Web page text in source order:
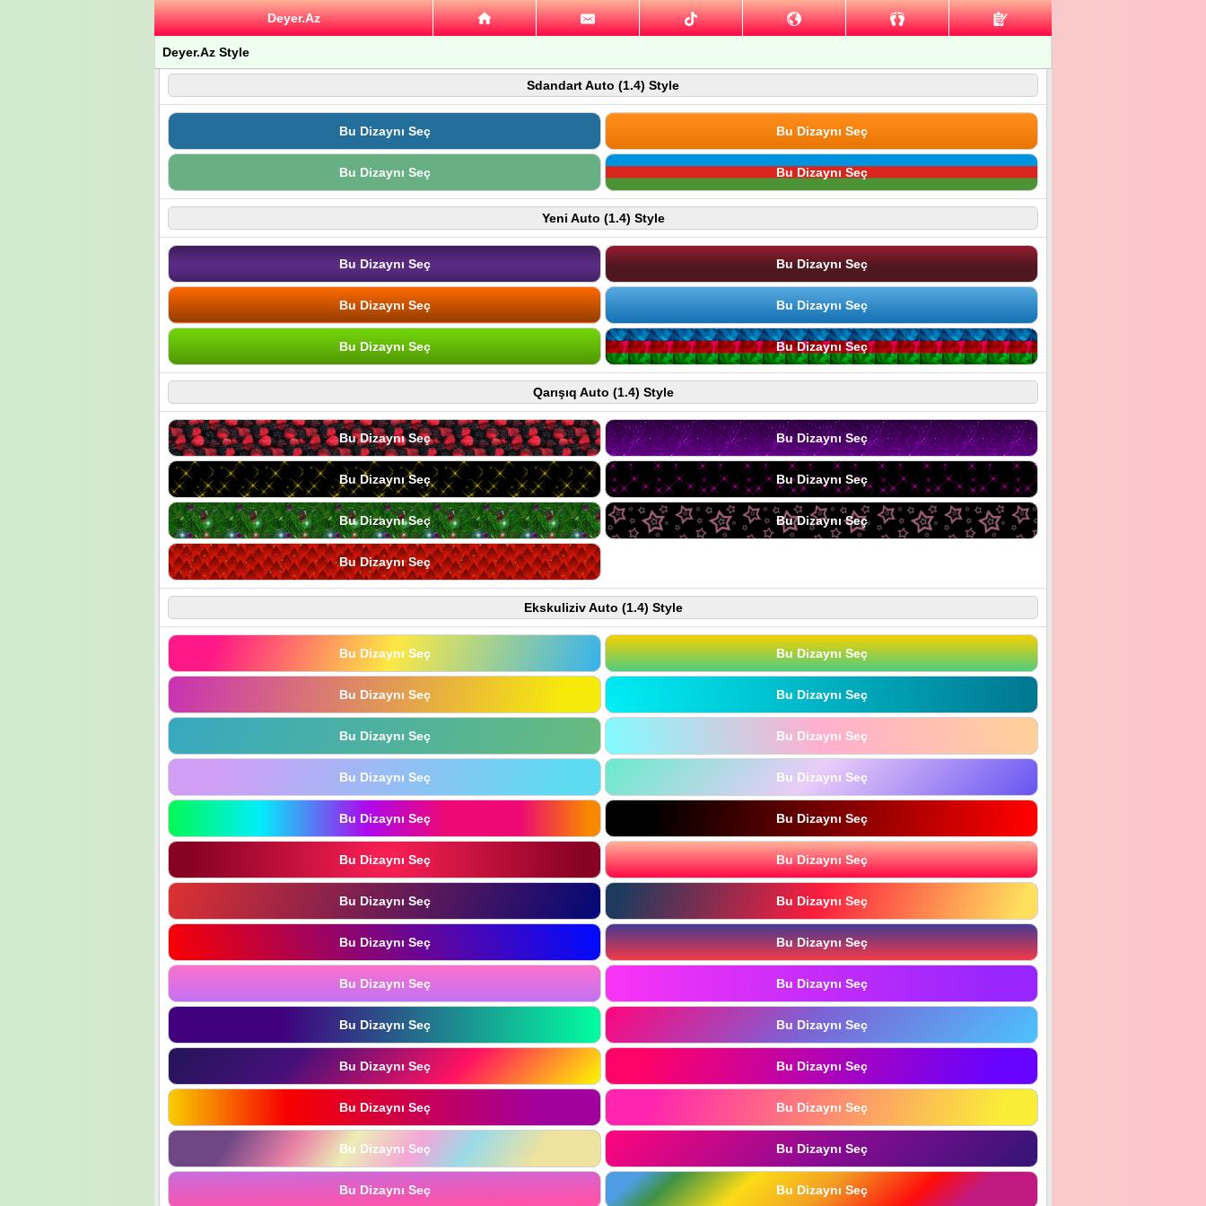
Deyer.Az
Deyer.Az Style
Sdandart Auto (1.4) Style
Bu Dizaynı Seç Bu Dizaynı Seç
Bu Dizaynı Seç Bu Dizaynı Seç
Yeni Auto (1.4) Style
Bu Dizaynı Seç Bu Dizaynı Seç
Bu Dizaynı Seç Bu Dizaynı Seç
Bu Dizaynı Seç Bu Dizaynı Seç
Qarışıq Auto (1.4) Style
Bu Dizaynı Seç Bu Dizaynı Seç
Bu Dizaynı Seç Bu Dizaynı Seç
Bu Dizaynı Seç Bu Dizaynı Seç
Bu Dizaynı Seç
Ekskuliziv Auto (1.4) Style
Bu Dizaynı Seç Bu Dizaynı Seç
Bu Dizaynı Seç Bu Dizaynı Seç
Bu Dizaynı Seç Bu Dizaynı Seç
Bu Dizaynı Seç Bu Dizaynı Seç
Bu Dizaynı Seç Bu Dizaynı Seç
Bu Dizaynı Seç Bu Dizaynı Seç
Bu Dizaynı Seç Bu Dizaynı Seç
Bu Dizaynı Seç Bu Dizaynı Seç
Bu Dizaynı Seç Bu Dizaynı Seç
Bu Dizaynı Seç Bu Dizaynı Seç
Bu Dizaynı Seç Bu Dizaynı Seç
Bu Dizaynı Seç Bu Dizaynı Seç
Bu Dizaynı Seç Bu Dizaynı Seç
Bu Dizaynı Seç Bu Dizaynı Seç